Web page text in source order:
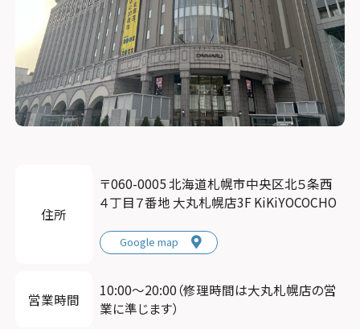
住所
〒060-0005 北海道札幌市中央区北５条西
４丁目７番地 大丸札幌店3F KiKiYOCOCHO
Google map
営業時間
10:00〜20:00（修理時間は大丸札幌店の営
業に準じます）